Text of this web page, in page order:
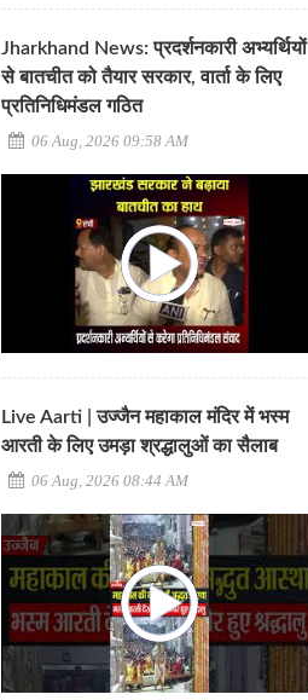
Jharkhand News: प्रदर्शनकारी अभ्यर्थियों
से बातचीत को तैयार सरकार, वार्ता के लिए
प्रतिनिधिमंडल गठित
06 Aug, 2026 09:58 AM
Live Aarti | उज्जैन महाकाल मंदिर में भस्म
आरती के लिए उमड़ा श्रद्धालुओं का सैलाब
06 Aug, 2026 08:44 AM